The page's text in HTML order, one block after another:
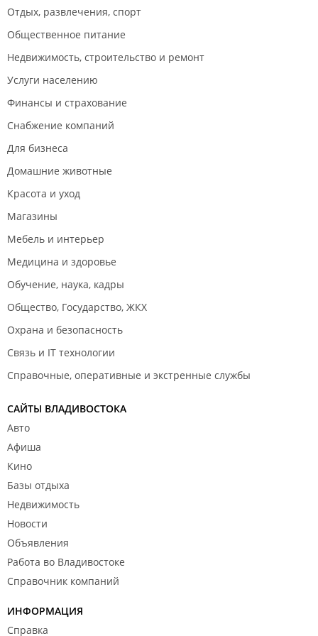
Администратор Виктория – *** и грубиянка.
Отдых, развлечения, спорт
Общественное питание
Недвижимость, строительство и ремонт
Услуги населению
Финансы и страхование
Снабжение компаний
Для бизнеса
Домашние животные
Красота и уход
Магазины
Мебель и интерьер
Медицина и здоровье
Обучение, наука, кадры
Общество, Государство, ЖКХ
Охрана и безопасность
Связь и IT технологии
Справочные, оперативные и экстренные службы
САЙТЫ ВЛАДИВОСТОКА
Авто
Афиша
Кино
Базы отдыха
Недвижимость
Новости
Объявления
Работа во Владивостоке
Справочник компаний
ИНФОРМАЦИЯ
Справка